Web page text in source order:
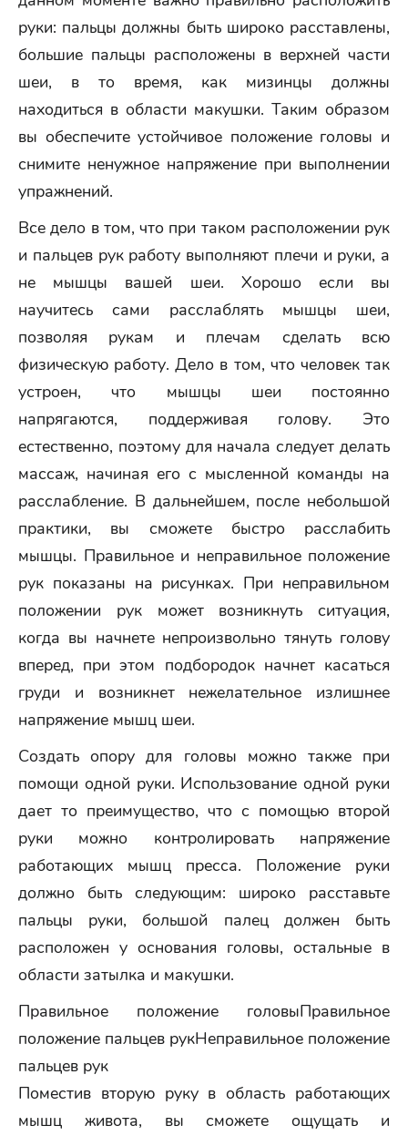
руки: пальцы должны быть широко расставлены,
большие пальцы расположены в верхней части
шеи, в то время, как мизинцы должны
находиться в области макушки. Таким образом
вы обеспечите устойчивое положение головы и
снимите ненужное напряжение при выполнении
упражнений.
Все дело в том, что при таком расположении рук
и пальцев рук работу выполняют плечи и руки, а
не мышцы вашей шеи. Хорошо если вы
научитесь сами расслаблять мышцы шеи,
позволяя рукам и плечам сделать всю
физическую работу. Дело в том, что человек так
устроен, что мышцы шеи постоянно
напрягаются, поддерживая голову. Это
естественно, поэтому для начала следует делать
массаж, начиная его с мысленной команды на
расслабление. В дальнейшем, после небольшой
практики, вы сможете быстро расслабить
мышцы. Правильное и неправильное положение
рук показаны на рисунках. При неправильном
положении рук может возникнуть ситуация,
когда вы начнете непроизвольно тянуть голову
вперед, при этом подбородок начнет касаться
груди и возникнет нежелательное излишнее
напряжение мышц шеи.
Создать опору для головы можно также при
помощи одной руки. Использование одной руки
дает то преимущество, что с помощью второй
руки можно контролировать напряжение
работающих мышц пресса. Положение руки
должно быть следующим: широко расставьте
пальцы руки, большой палец должен быть
расположен у основания головы, остальные в
области затылка и макушки.
Правильное положение головыПравильное
положение пальцев рукНеправильное положение
пальцев рук
Поместив вторую руку в область работающих
мышц живота, вы сможете ощущать и